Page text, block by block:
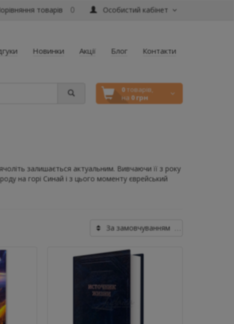
Особистий кабінет
товарів 0
Новинки Акції Блог Контакти
0товарів,
на 0 грн
залишається актуальним. Вивчаючи її з року
на горі Синай і з цього моменту єврейський
За замовчуванням